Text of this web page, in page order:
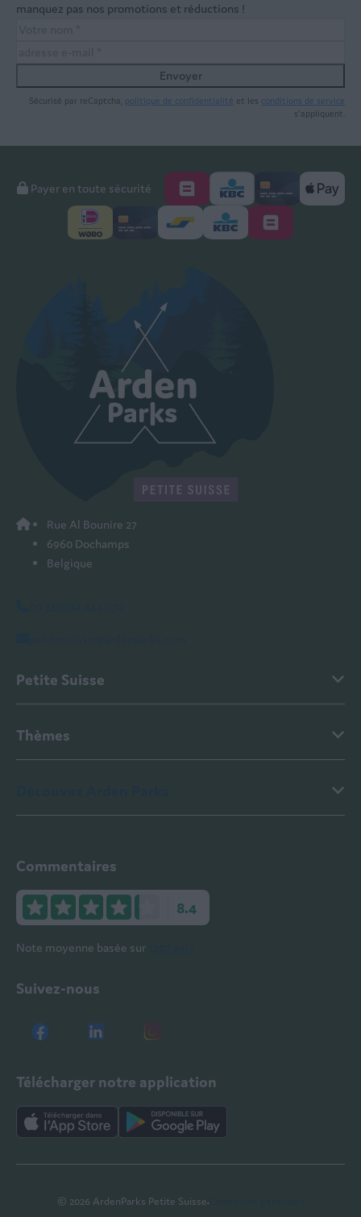
manquez pas nos promotions et réductions !
Envoyer
Sécurisé par reCaptcha, politique de confidentialité et les conditions de service
s'appliquent.
Payer en toute sécurité
Rue Al Bounire 27
6960 Dochamps
Belgique
Petite Suisse
Thèmes
Commentaires
8.4
Note moyenne basée sur
Suivez-nous
Télécharger notre application
© 2026 ArdenParks Petite Suisse·